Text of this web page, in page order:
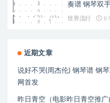
奏谱 钢琴双
世界流行 8
近期文章
说好不哭(周杰伦) 钢琴谱 钢
网首发
昨日青空（电影昨日青空推